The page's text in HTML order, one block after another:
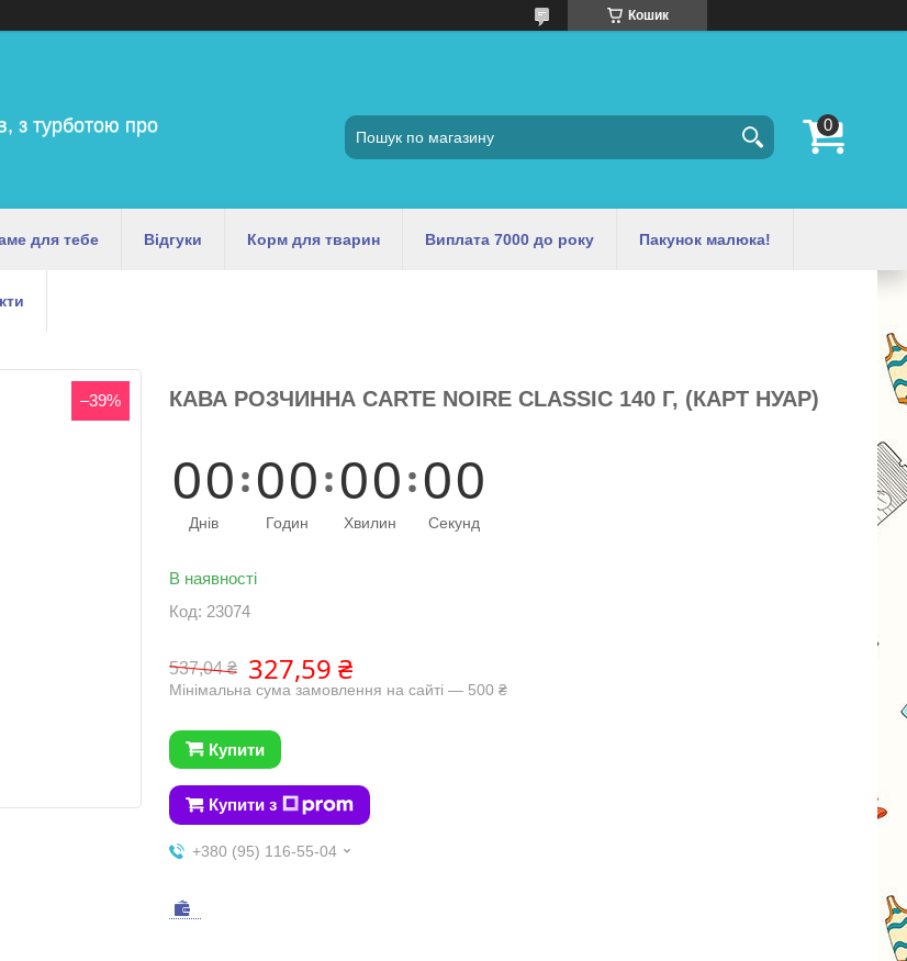
Кошик
з турботою про
для тебе Відгуки Корм для тварин Виплата 7000 до року Пакунок малюка!
–39% КАВА РОЗЧИННА CARTE NOIRE CLASSIC 140 Г, (КАРТ НУАР)
00
Днів
00
Годин
00
Хвилин
00
Секунд
В наявності
Код: 23074
537,04 ₴ 327,59 ₴
Мінімальна сума замовлення на сайті — 500 ₴
Купити
Купити з
+380 (95) 116-55-04